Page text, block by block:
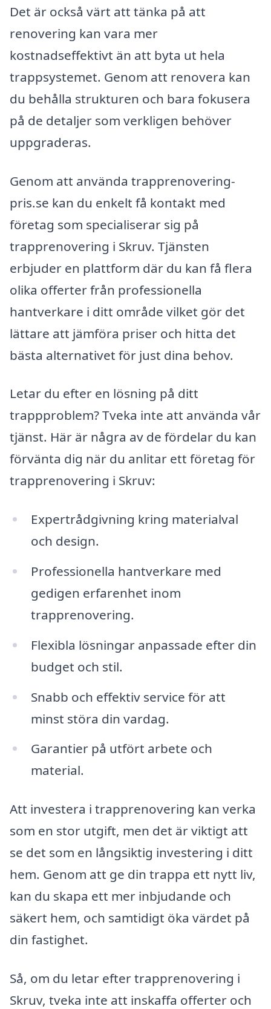
Det är också värt att tänka på att
renovering kan vara mer
kostnadseffektivt än att byta ut hela
trappsystemet. Genom att renovera kan
du behålla strukturen och bara fokusera
på de detaljer som verkligen behöver
uppgraderas.
Genom att använda trapprenovering-
pris.se kan du enkelt få kontakt med
företag som specialiserar sig på
trapprenovering i Skruv. Tjänsten
erbjuder en plattform där du kan få flera
olika offerter från professionella
hantverkare i ditt område vilket gör det
lättare att jämföra priser och hitta det
bästa alternativet för just dina behov.
Letar du efter en lösning på ditt
trappproblem? Tveka inte att använda vår
tjänst. Här är några av de fördelar du kan
förvänta dig när du anlitar ett företag för
trapprenovering i Skruv:
Expertrådgivning kring materialval
och design.
Professionella hantverkare med
gedigen erfarenhet inom
trapprenovering.
Flexibla lösningar anpassade efter din
budget och stil.
Snabb och effektiv service för att
minst störa din vardag.
Garantier på utfört arbete och
material.
Att investera i trapprenovering kan verka
som en stor utgift, men det är viktigt att
se det som en långsiktig investering i ditt
hem. Genom att ge din trappa ett nytt liv,
kan du skapa ett mer inbjudande och
säkert hem, och samtidigt öka värdet på
din fastighet.
Så, om du letar efter trapprenovering i
Skruv, tveka inte att inskaffa offerter och